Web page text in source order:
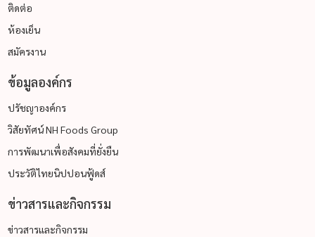
ติดต่อ
ห้องเย็น
สมัครงาน
ข้อมูลองค์กร
ปรัชญาองค์กร
วิสัยทัศน์ NH Foods Group
การพัฒนาเพื่อสังคมที่ยั่งยืน
ประวัติไทยนิปปอนฟู้ดส์
ข่าวสารและกิจกรรม
ข่าวสารและกิจกรรม